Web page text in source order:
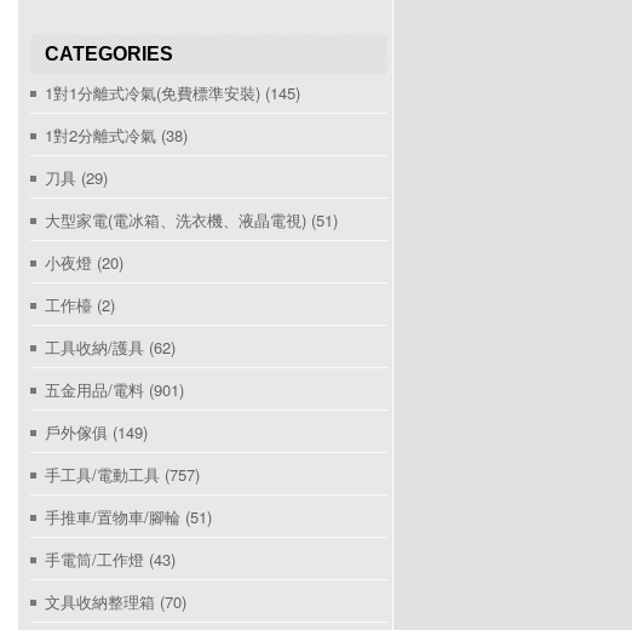
CATEGORIES
1對1分離式冷氣(免費標準安裝) (145)
1對2分離式冷氣 (38)
刀具 (29)
大型家電(電冰箱、洗衣機、液晶電視) (51)
小夜燈 (20)
工作檯 (2)
工具收納/護具 (62)
五金用品/電料 (901)
戶外傢俱 (149)
手工具/電動工具 (757)
手推車/置物車/腳輪 (51)
手電筒/工作燈 (43)
文具收納整理箱 (70)